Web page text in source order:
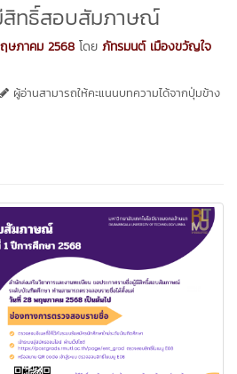
สิทธิ์สอบสัมภาษณ์
ษภาคม 2568 โดย ภัทรมนต์ เมืองขวัญใจ
ผู้อ่านสามารถให้คะแนนบทความได้จากปุ่มข้าง